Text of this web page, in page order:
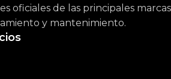
oficiales de las principales marcas
y mantenimiento.